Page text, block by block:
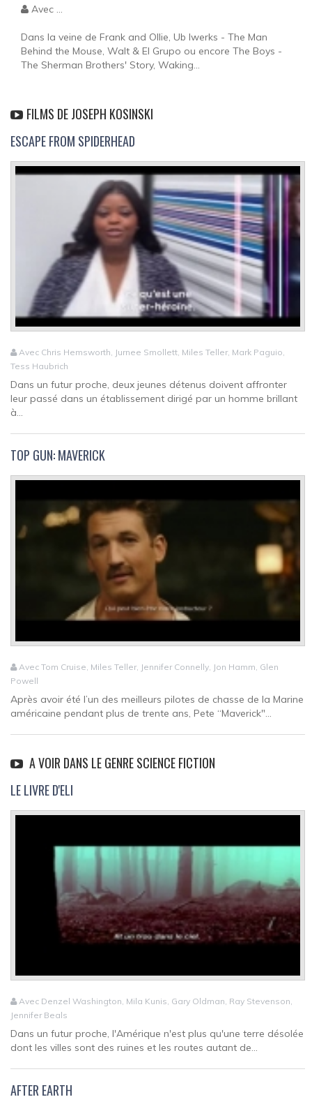
Avec ...
Dans la veine de Frank and Ollie, Ub Iwerks - The Man
Behind the Mouse, Walt & El Grupo ou encore The Boys -
The Sherman Brothers' Story, Waking...
FILMS DE JOSEPH KOSINSKI
ESCAPE FROM SPIDERHEAD
Avec Chris Hemsworth, Jurnee Smollett, Miles Teller, Mark Paguio,
Tess Haubrich
Dans un futur proche, deux jeunes détenus doivent affronter
leur passé dans un établissement dirigé par un homme brillant
à...
TOP GUN: MAVERICK
Avec Tom Cruise, Miles Teller, Jennifer Connelly, Jon Hamm, Glen
Powell
Après avoir été l’un des meilleurs pilotes de chasse de la Marine
américaine pendant plus de trente ans, Pete “Maverick"...
A VOIR DANS LE GENRE SCIENCE FICTION
LE LIVRE D'ELI
Avec Denzel Washington, Mila Kunis, Gary Oldman, Ray Stevenson,
Jennifer Beals
Dans un futur proche, l'Amérique n'est plus qu'une terre désolée
dont les villes sont des ruines et les routes autant de...
AFTER EARTH